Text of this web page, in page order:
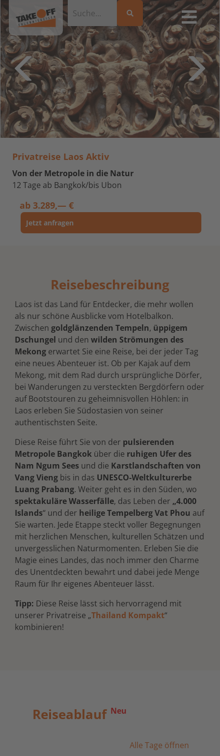
Privatreise Laos Aktiv
Von der Metropole in die Natur
12 Tage ab Bangkok/bis Ubon
ab 3.289,— €
Jetzt anfragen
Reisebeschreibung
Laos ist das Land für Entdecker, die mehr wollen
als nur schöne Ausblicke vom Hotelbalkon.
Zwischen goldglänzenden Tempeln, üppigem
Dschungel und den wilden Strömungen des
Mekong erwartet Sie eine Reise, bei der jeder Tag
eine neues Abenteuer ist. Ob per Kajak auf dem
Mekong, mit dem Rad durch ursprüngliche Dörfer,
bei Wanderungen zu versteckten Bergdörfern oder
auf Bootstouren zu geheimnisvollen Höhlen: in
Laos erleben Sie Südostasien von seiner
authentischsten Seite.
Diese Reise führt Sie von der pulsierenden
Metropole Bangkok über die ruhigen Ufer des
Nam Ngum Sees und die Karstlandschaften von
Vang Vieng bis in das UNESCO-Weltkulturerbe
Luang Prabang. Weiter geht es in den Süden, wo
spektakuläre Wasserfälle, das Leben der „4.000
Islands“ und der heilige Tempelberg Vat Phou auf
Sie warten. Jede Etappe steckt voller Begegnungen
mit herzlichen Menschen, kulturellen Schätzen und
unvergesslichen Naturmomenten. Erleben Sie die
Magie eines Landes, das noch immer den Charme
des Unentdeckten bewahrt und dabei jede Menge
Raum für Ihr eigenes Abenteuer lässt.
Tipp: Diese Reise lässt sich hervorragend mit
unserer Privatreise „Thailand Kompakt“
kombinieren!
Reiseablauf Neu
Alle Tage öffnen